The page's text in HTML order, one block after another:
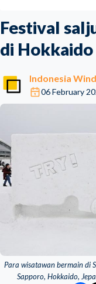
Festival
di Hokkaido
Indonesia
06 February
Para wisatawan bermain di
Sapporo, Hokkaido,